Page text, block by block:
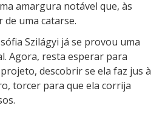
amargura notável que, às
de uma catarse.
Szilágyi já se provou uma
Agora, resta esperar para
descobrir se ela faz jus à
torcer para que ela corrija